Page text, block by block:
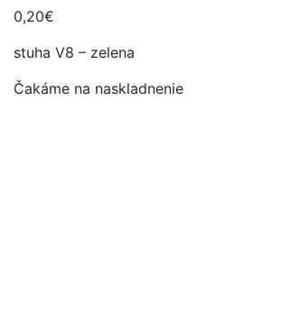
0,20€
stuha V8 – zelena
Čakáme na naskladnenie